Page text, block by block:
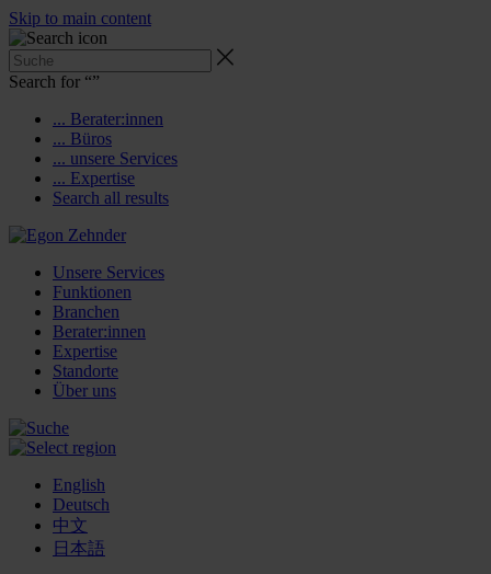
Skip to main content
Search for “”
... Berater:innen
... Büros
... unsere Services
... Expertise
Search all results
Unsere Services
Funktionen
Branchen
Berater:innen
Expertise
Standorte
Über uns
English
Deutsch
中文
日本語